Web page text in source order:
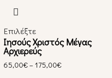
Επιλέξτε
Ιησούς Χριστός Μέγας
Αρχιερεύς
65,00€– 175,00€